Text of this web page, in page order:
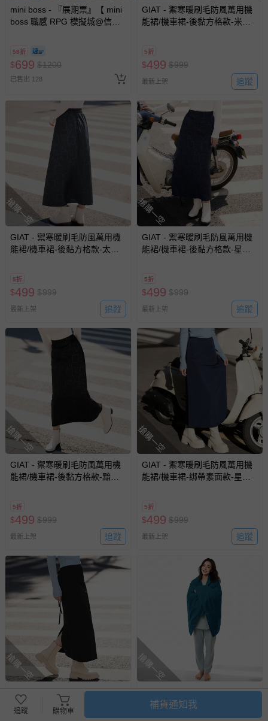
mini boss - 『展期票』【 mini
boss 職感 RPG 模擬城@信義
換，依現場梯次安排入場，逾
期作廢) (兒童票(2歲以上)贈一
名陪伴成人)
58折
$699 $1200
已售出 128
GIAT - 禦寒暖刷毛防風萬用機
能裙/機車裙-後黏方格款-米茶
5折
$499 $999
最新上架 追蹤
搶購一空
GIAT - 禦寒暖刷毛防風萬用機
能裙/機車裙-後黏方格款-太空
5折
$499 $999
最新上架 追蹤
搶購一空
GIAT - 禦寒暖刷毛防風萬用機
能裙/機車裙-後黏方格款-星霧
5折
$499 $999
最新上架 追蹤
搶購一空
GIAT - 禦寒暖刷毛防風萬用機
能裙/機車裙-後黏方格款-黯夜
5折
$499 $999
最新上架 追蹤
搶購一空
GIAT - 禦寒暖刷毛防風萬用機
能裙/機車裙-綁帶素面款-星霧
5折
$499 $999
最新上架 追蹤
搶購一空
GIAT - 禦寒暖刷毛防風萬用機
能裙/機車裙-綁帶素面款-黯夜
黑 (FREE)
搶購一空
GIAT - 防潑水刷毛隨行暖絨毯-
土耳其藍 (142cmX92cm)
追蹤 購物車
補貨通知我